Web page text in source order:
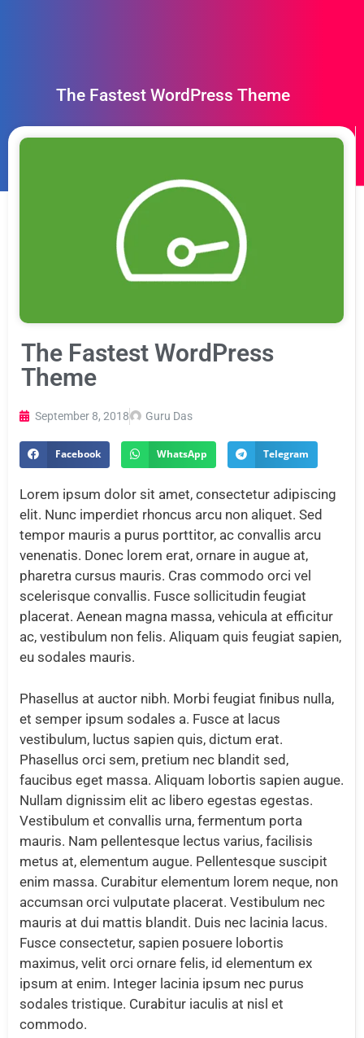
The Fastest WordPress Theme
The Fastest WordPress
Theme
September 8, 2018 Guru Das
Facebook WhatsApp Telegram
Lorem ipsum dolor sit amet, consectetur adipiscing
elit. Nunc imperdiet rhoncus arcu non aliquet. Sed
tempor mauris a purus porttitor, ac convallis arcu
venenatis. Donec lorem erat, ornare in augue at,
pharetra cursus mauris. Cras commodo orci vel
scelerisque convallis. Fusce sollicitudin feugiat
placerat. Aenean magna massa, vehicula at efficitur
ac, vestibulum non felis. Aliquam quis feugiat sapien,
eu sodales mauris.
Phasellus at auctor nibh. Morbi feugiat finibus nulla,
et semper ipsum sodales a. Fusce at lacus
vestibulum, luctus sapien quis, dictum erat.
Phasellus orci sem, pretium nec blandit sed,
faucibus eget massa. Aliquam lobortis sapien augue.
Nullam dignissim elit ac libero egestas egestas.
Vestibulum et convallis urna, fermentum porta
mauris. Nam pellentesque lectus varius, facilisis
metus at, elementum augue. Pellentesque suscipit
enim massa. Curabitur elementum lorem neque, non
accumsan orci vulputate placerat. Vestibulum nec
mauris at dui mattis blandit. Duis nec lacinia lacus.
Fusce consectetur, sapien posuere lobortis
maximus, velit orci ornare felis, id elementum ex
ipsum at enim. Integer lacinia ipsum nec purus
sodales tristique. Curabitur iaculis at nisl et
commodo.